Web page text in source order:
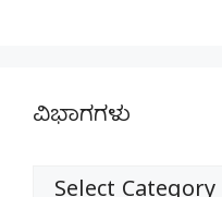
ವಿಭಾಗಗಳು
ವಿಭಾಗಗಳು